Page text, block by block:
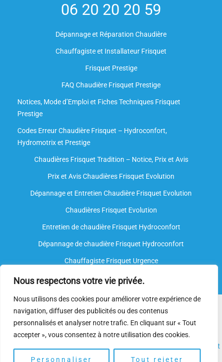
Nous respectons votre vie privée.
Nous utilisons des cookies pour améliorer votre expérience de
navigation, diffuser des publicités ou des contenus
personnalisés et analyser notre trafic. En cliquant sur « Tout
accepter », vous consentez à notre utilisation des cookies.
Personnaliser Tout rejeter
06 20 20 20 59
Dépannage et Réparation Chaudière
Chauffagiste et Installateur Frisquet
Frisquet Prestige
FAQ Chaudière Frisquet Prestige
Notices, Mode d’Emploi et Fiches Techniques Frisquet
Prestige
Codes Erreur Chaudière Frisquet – Hydroconfort,
Hydromotrix et Prestige
Chaudières Frisquet Tradition – Notice, Prix et Avis
Prix et Avis Chaudières Frisquet Evolution
Dépannage et Entretien Chaudière Frisquet Evolution​
Chaudières Frisquet Evolution
Entretien de chaudière Frisquet Hydroconfort
Dépannage de chaudière Frisquet Hydroconfort
Chauffagiste Frisquet Urgence
Nous intervenons sur toutes les marques de chauffe-eau, mais
nous ne sommespas agréés par le fabricant. Nosplombiers
spécialisésdisposent néanmoins de l’expertise et des
et
le
dépannage.